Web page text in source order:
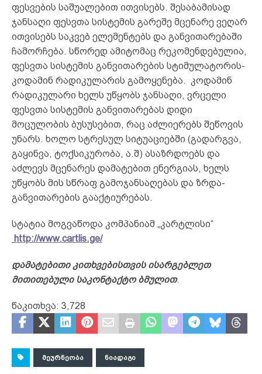
ფესვების საშუალებით ითვისებს. შესაბამისად
ჯანსაღი ფესვთა სისტემის გარეშე მცენარე ვეღარ
ითვისებს საკვებ ელემენტებს და განვითარებაში
ჩამორჩება. სწორედ ამიტომაც რეკომენდებულია,
ფესვთა სისტემის განვითარების სტიმულატორის-
კოდამინ რადიკულარის გამოყენება. კოდამინ
რადიკულარი ხელს უწყობს ჯანსაღი, ვრცელი
ფესვთა სისტემის განვითარებას დიდი
მოცულობის ბუსუსებით, რაც აძლიერებს შეწოვის
უნარს. ხოლო სტრესულ სიტუაციებში (გადარგვა,
გაყინვა, ტოქსიკურობა, ა.შ) ასაზრდოებს და
აძლევს მცენარეს დამატებით ენერგიას, ხელს
უწყობს მის სწრაფ გამოჯანსაღებას და ზრდა-
განვითარების გააქტიურებას.
სტატია მოგვაწოდა კომპანიამ „კარტლისი“
http://www.cartlis.ge/
დამატებითი კითხვებისთვის ისარგებლეთ
მითითებული საკონტაქტო ბმულით.
წაკითხვა: 3,728
ᲛᲔᲣᲠᲜᲔᲝᲑᲐ ᲜᲘᲐᲓᲐᲒᲘ